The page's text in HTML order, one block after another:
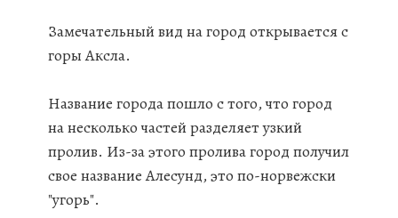
Замечательный вид на город открывается с
горы Аксла.
Название города пошло с того, что город
на несколько частей разделяет узкий
пролив. Из-за этого пролива город получил
свое название Алесунд, это по-норвежски
"угорь".